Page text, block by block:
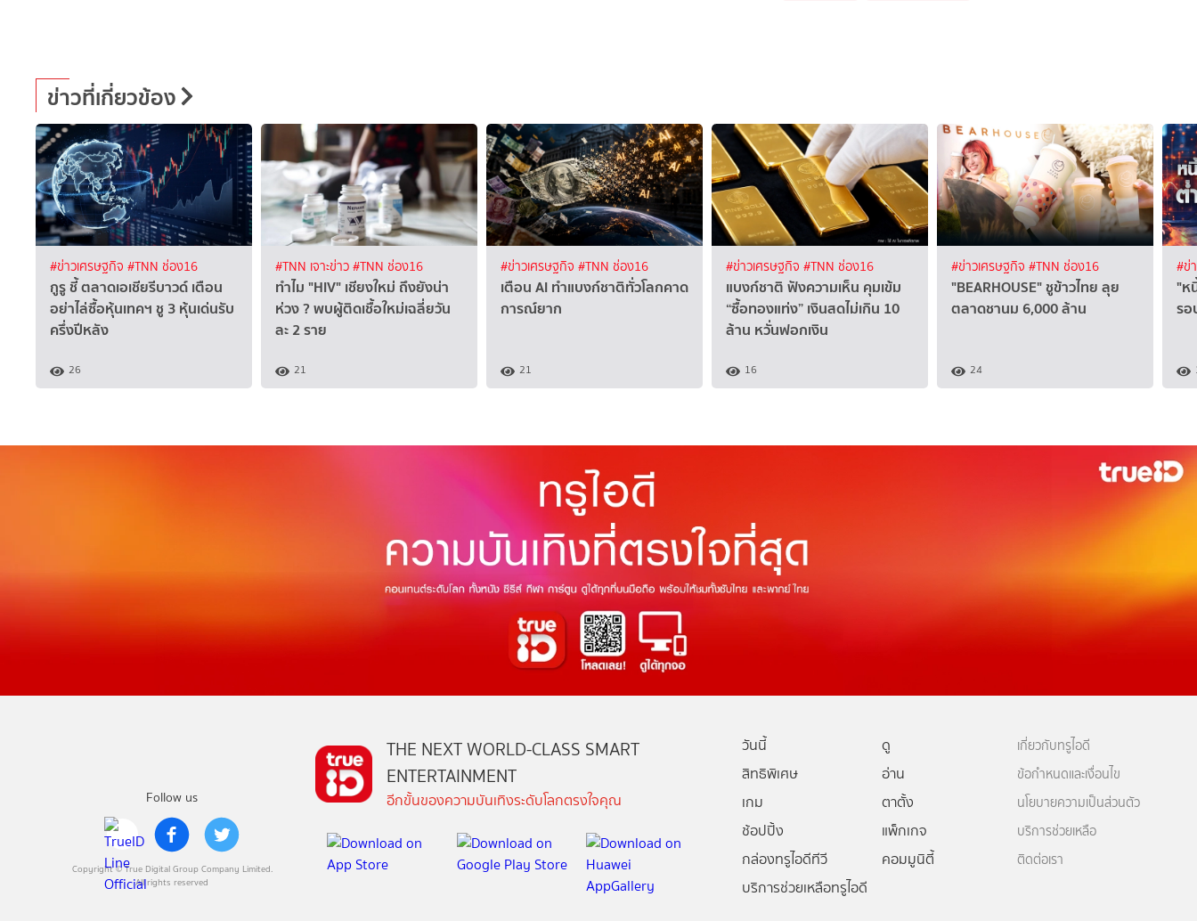
ข่าวที่เกี่ยวข้อง
#ข่าวเศรษฐกิจ #TNN ช่อง16
กูรู ชี้ ตลาดเอเชียรีบาวด์ เตือน
อย่าไล่ซื้อหุ้นเทคฯ ชู 3 หุ้นเด่นรับ
ครึ่งปีหลัง
26
#TNN เจาะข่าว#TNN ช่อง16
ทำไม "HIV" เชียงใหม่ ถึงยังน่า
ห่วง ?​ พบผู้ติดเชื้อใหม่เฉลี่ยวัน
ละ 2 ราย
21
#ข่าวเศรษฐกิจ #TNN ช่อง16
เตือน AI ทำแบงก์ชาติทั่วโลกคาด
การณ์ยาก
21
#ข่าวเศรษฐกิจ #TNN ช่อง16
แบงก์ชาติ ฟังความเห็น คุมเข้ม
“ซื้อทองแท่ง” เงินสดไม่เกิน 10
ล้าน หวั่นฟอกเงิน
16
#ข่าวเศรษฐกิจ #TNN ช่อง16
"BEARHOUSE" ชูข้าวไทย ลุย
ตลาดชานม 6,000 ล้าน
24
#ข่
"ห
รอ
Follow us
Copyright © True Digital Group Company Limited.
All rights reserved
THE NEXT WORLD-CLASS SMART
ENTERTAINMENT
อีกขั้นของความบันเทิงระดับโลกตรงใจคุณ
วันนี้
ดู
สิทธิพิเศษ
อ่าน
เกม
ตาตั้ง
ช้อปปิ้ง
แพ็กเกจ
กล่องทรูไอดีทีวี
คอมมูนิตี้
บริการช่วยเหลือทรูไอดี
เกี่ยวกับทรูไอดี
ข้อกำหนดและเงื่อนไข
นโยบายความเป็นส่วนตัว
บริการช่วยเหลือ
ติดต่อเรา